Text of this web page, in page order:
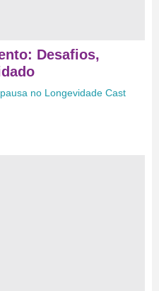
Desafios,
no Longevidade Cast